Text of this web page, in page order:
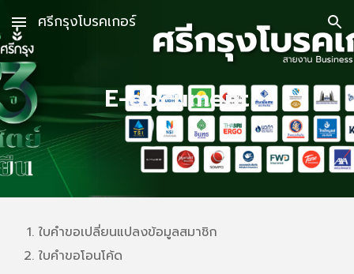
Skip to main content Skip to navigation
ศรีกรุงโบรคเกอร์
E-document
ใบคำขอเปลี่ยนแปลงข้อมูลสมาชิก
ใบคำขอโอนโค้ด